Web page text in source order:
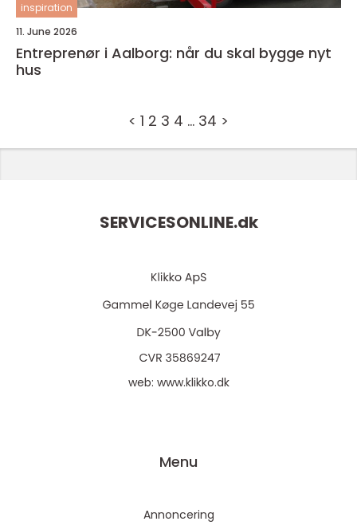
inspiration
11. June 2026
Entreprenør i Aalborg: når du skal bygge nyt
hus
< 1 2 3 4 … 34 >
SERVICESONLINE.dk
web: www.klikko.dk
Menu
Annoncering